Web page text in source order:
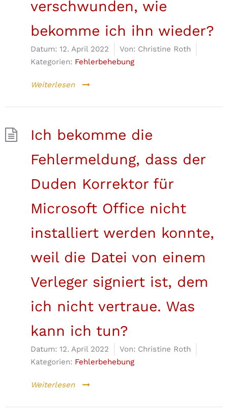
verschwunden, wie
bekomme ich ihn wieder?
Datum: 12. April 2022 Von: Christine Roth
Kategorien: Fehlerbehebung
Weiterlesen
Ich bekomme die
Fehlermeldung, dass der
Duden Korrektor für
Microsoft Office nicht
installiert werden konnte,
weil die Datei von einem
Verleger signiert ist, dem
ich nicht vertraue. Was
kann ich tun?
Datum: 12. April 2022 Von: Christine Roth
Kategorien: Fehlerbehebung
Weiterlesen